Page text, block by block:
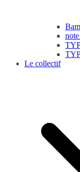
Le collectif